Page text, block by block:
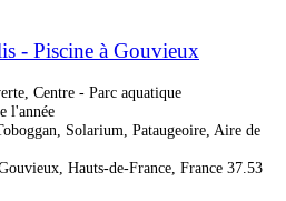
- Piscine à Gouvieux
Centre - Parc aquatique
l'année
Solarium, Pataugeoire, Aire de
Hauts-de-France, France 37.53